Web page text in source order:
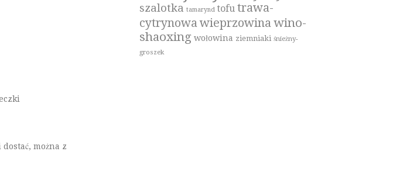
można z
szalotka tamarynd tofu trawa-
cytrynowawieprzowinawino-
shaoxing wołowina ziemniaki śnieżny-
groszek